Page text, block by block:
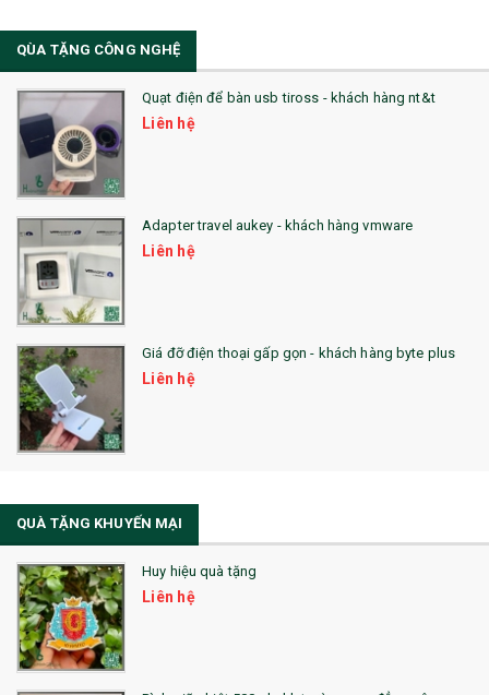
36. QUẠT NHỰA QUẢNG CÁO
QUÀ TẶNG KHUYẾN MẠI
QUÀ TẶNG SX NHANH
QUÀ TẶNG HỘI THẢO
QUÀ TẶNG CÔNG NGHỆ
SẢN PHẨM ĐÃ THỰC HIỆN
QUÀ TẶNG SỨC KHỎE
SẢN PHẨM MỚI 2021
Sổ Sạc Đa Năng
La Fonte
QÙA TẶNG CÔNG NGHỆ
Quạt điện để bàn usb tiross - khách hàng nt&t
Liên hệ
Adapter travel aukey - khách hàng vmware
Liên hệ
Giá đỡ điện thoại gấp gọn - khách hàng byte plus
Liên hệ
QUÀ TẶNG KHUYẾN MẠI
Huy hiệu quà tặng
Liên hệ